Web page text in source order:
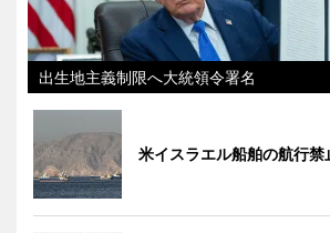
出生地主義制限へ大統領令署名
米イスラエル船舶の航行禁